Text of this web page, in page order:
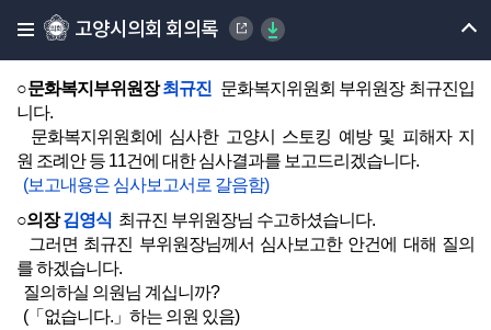
고양시의회 회의록
최규진 문화복지부위원장님 나오셔서 심사보고해 주시기 바랍
○문화복지부위원장최규진 문화복지위원회 부위원장 최규진입
니다.
문화복지위원회에 심사한 고양시 스토킹 예방 및 피해자 지
원 조례안 등 11건에 대한 심사결과를 보고드리겠습니다.
(보고내용은 심사보고서로 갈음함)
○의장김영식 최규진 부위원장님 수고하셨습니다.
그러면 최규진 부위원장님께서 심사보고한 안건에 대해 질의
를 하겠습니다.
질의하실 의원님 계십니까?
(「없습니다.」하는 의원 있음)